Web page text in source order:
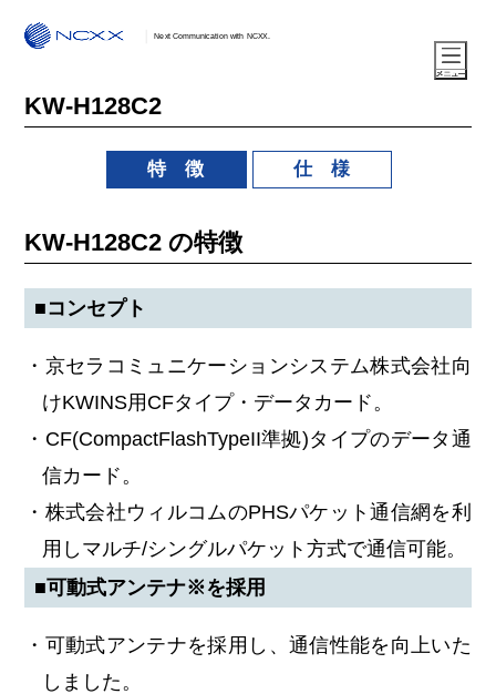
Next Communication with NCXX.
KW-H128C2
特 徴 仕 様
KW-H128C2 の特徴
■コンセプト
・京セラコミュニケーションシステム株式会社向
けKWINS用CFタイプ・データカード。
・CF(CompactFlashTypeII準拠)タイプのデータ通
信カード。
・株式会社ウィルコムのPHSパケット通信網を利
用しマルチ/シングルパケット方式で通信可能。
■可動式アンテナ※を採用
・可動式アンテナを採用し、通信性能を向上いた
しました。